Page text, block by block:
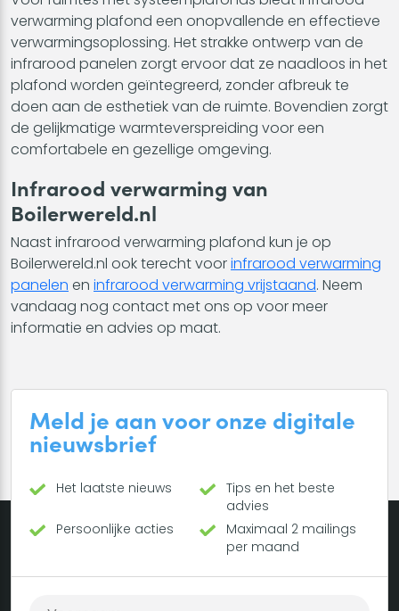
verwarming plafond een onopvallende en effectieve
verwarmingsoplossing. Het strakke ontwerp van de
infrarood panelen zorgt ervoor dat ze naadloos in het
plafond worden geïntegreerd, zonder afbreuk te
doen aan de esthetiek van de ruimte. Bovendien zorgt
de gelijkmatige warmteverspreiding voor een
comfortabele en gezellige omgeving.
Infrarood verwarming van
Boilerwereld.nl
Naast infrarood verwarming plafond kun je op
Boilerwereld.nl ook terecht voorinfrarood verwarming
panelen en infrarood verwarming vrijstaand. Neem
vandaag nog contact met ons op voor meer
informatie en advies op maat.
Meld je aan voor onze digitale
nieuwsbrief
Het laatste nieuws
Tips en het beste
advies
Persoonlijke acties
Maximaal 2 mailings
per maand